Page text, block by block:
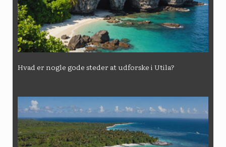
Hvad er nogle gode steder at udforske i Utila?